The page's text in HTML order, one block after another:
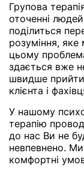
Групова
оточенні
поділиться
розуміння,
цьому
здається вже
швидше прийти
клієнта і
У нашому
терапію
до нас Ви не
невпевнено.
комфортні